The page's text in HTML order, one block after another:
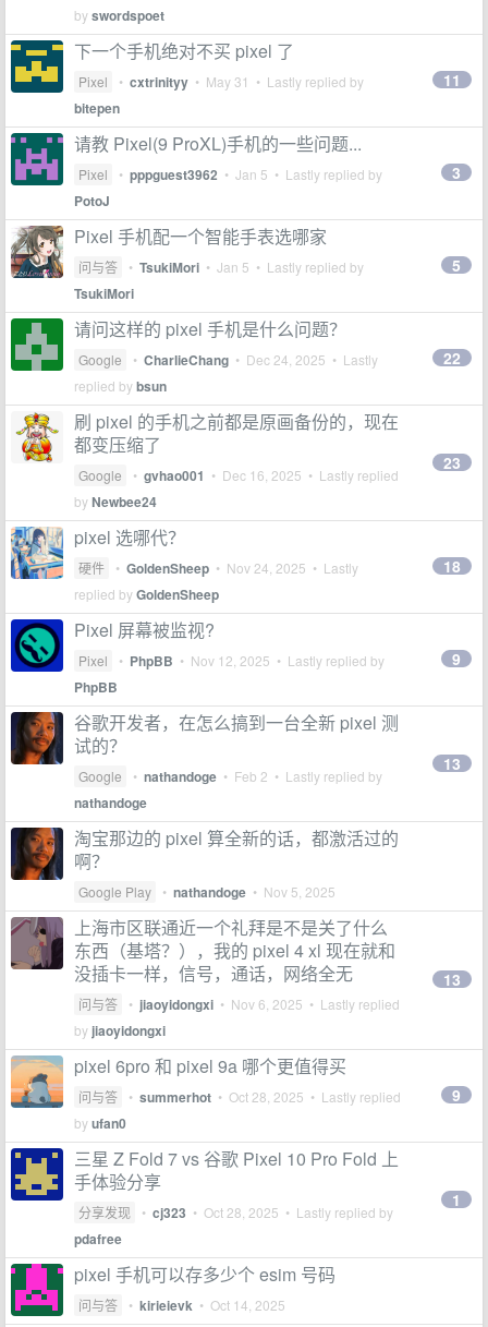
byswordspoet
下一个手机绝对不买 pixel 了
Pixel • cxtrinityy • May 31 • Lastly replied by
bitepen
11
请教 Pixel(9 ProXL)手机的一些问题...
Pixel • pppguest3962 • Jan 5 • Lastly replied by
PotoJ
3
Pixel 手机配一个智能手表选哪家
问与答 • TsukiMori • Jan 5 • Lastly replied by
TsukiMori
5
请问这样的 pixel 手机是什么问题？
Google • CharlieChang • Dec 24, 2025 • Lastly
replied bybsun
22
刷 pixel 的手机之前都是原画备份的，现在
都变压缩了
Google • gvhao001 • Dec 16, 2025 • Lastly replied
byNewbee24
23
pixel 选哪代？
硬件 • GoldenSheep • Nov 24, 2025 • Lastly
replied byGoldenSheep
18
Pixel 屏幕被监视?
Pixel • PhpBB • Nov 12, 2025 • Lastly replied by
PhpBB
9
谷歌开发者，在怎么搞到一台全新 pixel 测
试的？
Google • nathandoge • Feb 2 • Lastly replied by
nathandoge
13
淘宝那边的 pixel 算全新的话，都激活过的
啊？
Google Play • nathandoge • Nov 5, 2025
上海市区联通近一个礼拜是不是关了什么
东西（基塔？），我的 pixel 4 xl 现在就和
没插卡一样，信号，通话，网络全无
问与答 • jiaoyidongxi • Nov 6, 2025 • Lastly replied
by jiaoyidongxi
13
pixel 6pro 和 pixel 9a 哪个更值得买
问与答 • summerhot • Oct 28, 2025 • Lastly replied
byufan0
9
三星 Z Fold 7 vs 谷歌 Pixel 10 Pro Fold 上
手体验分享
分享发现 • cj323 • Oct 28, 2025 • Lastly replied by
pdafree
1
pixel 手机可以存多少个 esim 号码
问与答 • kirieievk • Oct 14, 2025